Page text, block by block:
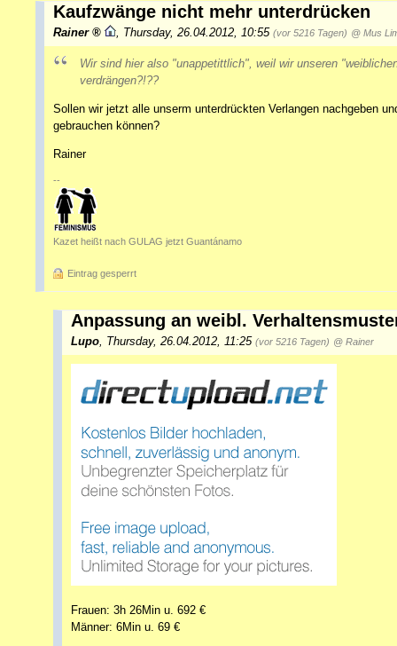
Kaufzwänge nicht mehr unterdrücken
Rainer Thursday, 26.04.2012, 10:55 (vor 5216 Tagen) @ Mus
Wir sind hier also "unappetittlich", weil wir unseren
verdrängen?!??
Sollen wir jetzt alle unserm unterdrückten Verlangen nachgeben
gebrauchen können?
Rainer
--
Kazet heißt nach GULAG jetzt Guantánamo
Eintrag gesperrt
Anpassung an weibl.
Lupo Thursday, 26.04.2012, 11:25 (vor 5216 Tagen) @ Rainer
Frauen: 3h 26Min u. 692 €
Männer: 6Min u. 69 €